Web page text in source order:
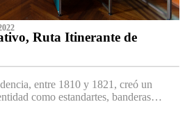
Ruta Itinerante de
entre 1810 y 1821, creó un
como estandartes, banderas…